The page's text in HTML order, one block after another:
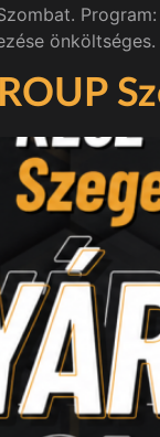
önköltséges.